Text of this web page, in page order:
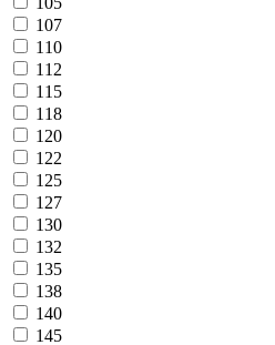
107
110
112
115
118
120
122
125
127
130
132
135
138
140
145